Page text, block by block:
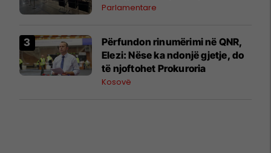
Parlamentare
​Përfundon rinumërimi në QNR,
Elezi: Nëse ka ndonjë gjetje, do
të njoftohet Prokuroria
Kosovë